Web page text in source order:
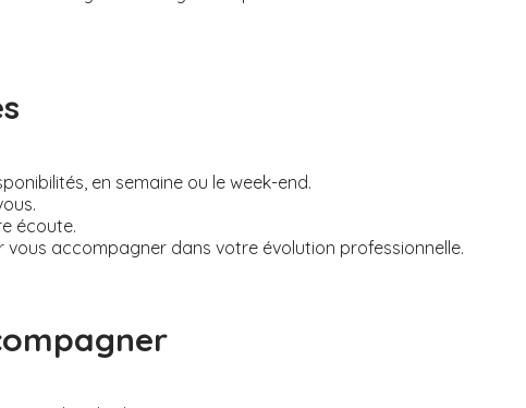
en semaine ou le week-end.
écoute.
vous accompagner dans votre évolution professionnelle.